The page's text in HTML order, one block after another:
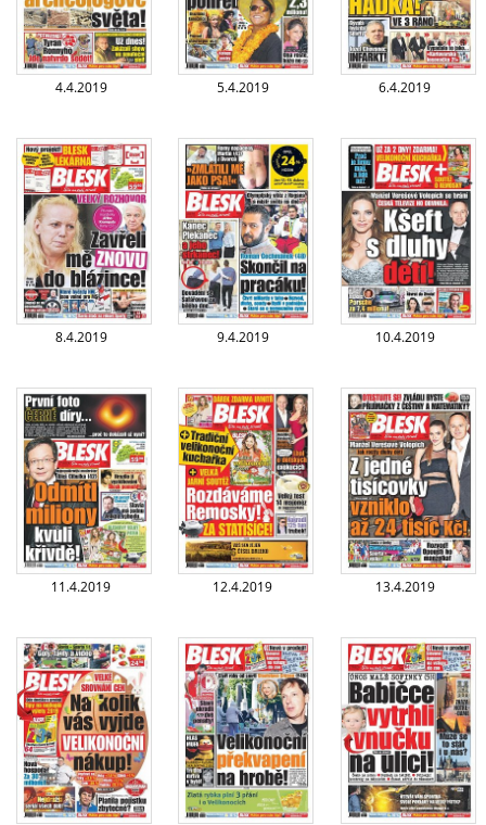
4.4.2019 5.4.2019 6.4.2019
8.4.2019 9.4.2019 10.4.2019
11.4.2019 12.4.2019 13.4.2019